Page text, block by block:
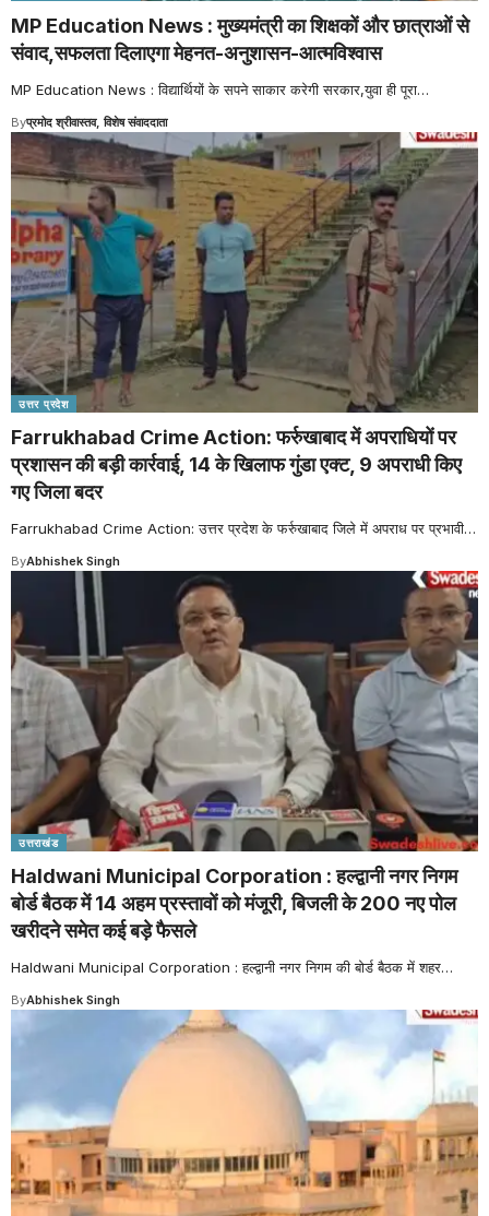
MP Education News : मुख्यमंत्री का शिक्षकों और छात्राओं से
संवाद,सफलता दिलाएगा मेहनत-अनुशासन-आत्मविश्वास
MP Education News : विद्यार्थियों के सपने साकार करेगी सरकार,युवा ही पूरा…
Byप्रमोद श्रीवास्तव, विशेष संवाददाता
उत्तर प्रदेश
Farrukhabad Crime Action: फर्रुखाबाद में अपराधियों पर
प्रशासन की बड़ी कार्रवाई, 14 के खिलाफ गुंडा एक्ट, 9 अपराधी किए
गए जिला बदर
Farrukhabad Crime Action: उत्तर प्रदेश के फर्रुखाबाद जिले में अपराध पर प्रभावी…
ByAbhishek Singh
उत्तराखंड
Haldwani Municipal Corporation : हल्द्वानी नगर निगम
बोर्ड बैठक में 14 अहम प्रस्तावों को मंजूरी, बिजली के 200 नए पोल
खरीदने समेत कई बड़े फैसले
Haldwani Municipal Corporation : हल्द्वानी नगर निगम की बोर्ड बैठक में शहर…
ByAbhishek Singh